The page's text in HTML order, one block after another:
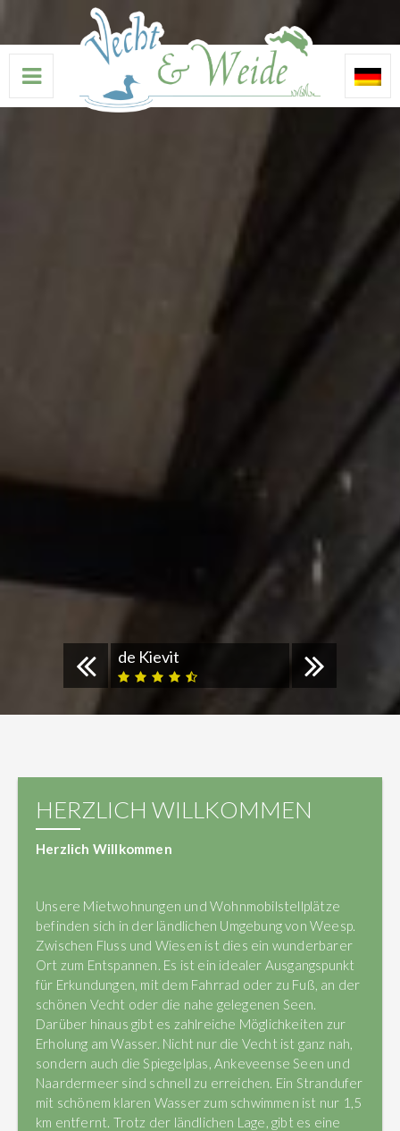
de Kievit
HERZLICH WILLKOMMEN
Herzlich Willkommen
Unsere Mietwohnungen und Wohnmobilstellplätze
befinden sich in der ländlichen Umgebung von Weesp.
Zwischen Fluss und Wiesen ist dies ein wunderbarer
Ort zum Entspannen. Es ist ein idealer Ausgangspunkt
für Erkundungen, mit dem Fahrrad oder zu Fuß, an der
schönen Vecht oder die nahe gelegenen Seen.
Darüber hinaus gibt es zahlreiche Möglichkeiten zur
Erholung am Wasser. Nicht nur die Vecht ist ganz nah,
sondern auch die Spiegelplas, Ankeveense Seen und
Naardermeer sind schnell zu erreichen. Ein Strandufer
mit schönem klaren Wasser zum schwimmen ist nur 1,5
km entfernt. Trotz der ländlichen Lage, gibt es eine